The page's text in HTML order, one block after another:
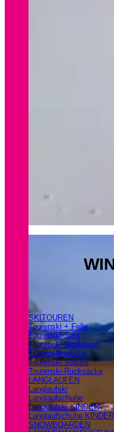
SKITOUREN
Tourenski + Felle
Tourenski-Sets
Tourenski-Bindungen
Tourenskischuhe
Tourenski Stöcke
Tourenski-Rucksäcke
LANGLAUFEN
Langlaufski
Langlaufschuhe
Langlaufski KINDER
Langlaufschuhe KINDER
SNOWBOARDEN